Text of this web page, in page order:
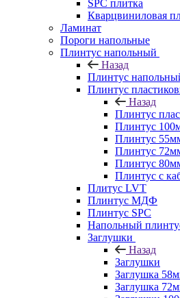
SPC плитка
Кварцвиниловая
Ламинат
Пороги напольные
Плинтус напольный
Назад
Плинтус
Плинтус
Назад
Плинтус
Плинтус
Плинтус
Плинтус
Плинтус
Плинтус с
Плитус LVT
Плинтус МДФ
Плинтус SPC
Напольный
Заглушки
Назад
Заглушки
Заглушка
Заглушка